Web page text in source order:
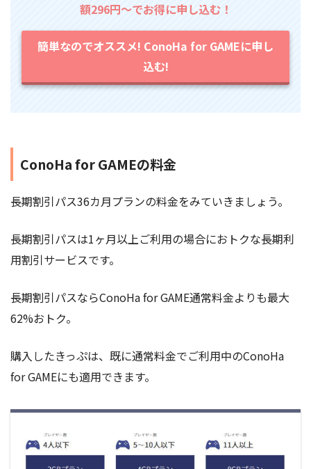
額296円～でお得に申し込む！
簡単なのでオススメ! ConoHa for GAMEに申し
込む!
ConoHa for GAMEの料金
長期割引パス36カ月プランの料金をみていきましょう。
長期割引パスは1ヶ月以上ご利用の場合におトクな長期利
用割引サービスです。
長期割引パスならConoHa for GAME通常料金よりも最大
62%おトク。
購入したきっぷは、既に通常料金でご利用中のConoHa
for GAMEにも適用できます。